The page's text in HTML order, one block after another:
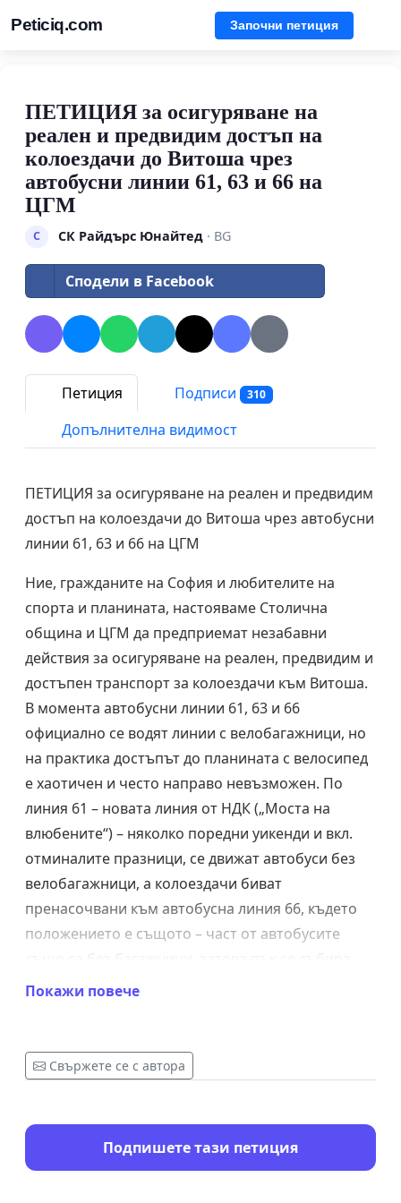
Peticiq.com Започни петиция
ПЕТИЦИЯ за осигуряване на
реален и предвидим достъп на
колоездачи до Витоша чрез
автобусни линии 61, 63 и 66 на
ЦГМ
С СК Райдърс Юнайтед· BG
Сподели в Facebook
Петиция Подписи 310
Допълнителна видимост
ПЕТИЦИЯ за осигуряване на реален и предвидим
достъп на колоездачи до Витоша чрез автобусни
линии 61, 63 и 66 на ЦГМ
Ние, гражданите на София и любителите на
спорта и планината, настояваме Столична
община и ЦГМ да предприемат незабавни
действия за осигуряване на реален, предвидим и
достъпен транспорт за колоездачи към Витоша.
В момента автобусни линии 61, 63 и 66
официално се водят линии с велобагажници, но
на практика достъпът до планината с велосипед
е хаотичен и често направо невъзможен. По
линия 61 – новата линия от НДК („Моста на
влюбените“) – няколко поредни уикенди и вкл.
отминалите празници, се движат автобуси без
велобагажници, а колоездачи биват
пренасочвани към автобусна линия 66, където
положението е същото – част от автобусите
голямо количество колоездачи, които не могат
Зоологическата градина десетки колоездачи
чакат с часове, за да се качат към Алеко. С
стане още по-сериозен и практически ще
направи достъпа до планината невъзможен за
Покажи повече
Свържете се с автора
Подпишете тази петиция